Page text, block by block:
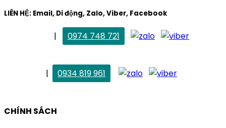
LIÊN HỆ: Email, Di động, Zalo, Viber, Facebook
|
0974 748 721
|
0934 819 961
CHÍNH SÁCH